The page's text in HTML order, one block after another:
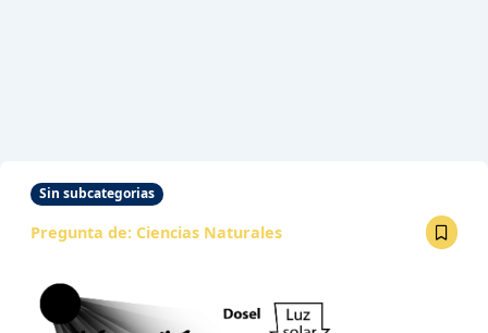
Sin subcategorias
Pregunta de: Ciencias Naturales